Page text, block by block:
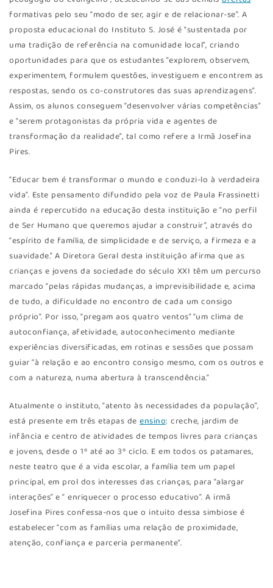
formativas pelo seu “modo de ser, agir e de relacionar-se”. A
proposta educacional do Instituto S. José é “sustentada por
uma tradição de referência na comunidade local”, criando
oportunidades para que os estudantes “explorem, observem,
experimentem, formulem questões, investiguem e encontrem as
respostas, sendo os co-construtores das suas aprendizagens”.
Assim, os alunos conseguem “desenvolver várias competências”
e “serem protagonistas da própria vida e agentes de
transformação da realidade”, tal como refere a Irmã Josefina
Pires.
“Educar bem é transformar o mundo e conduzi-lo à verdadeira
vida”. Este pensamento difundido pela voz de Paula Frassinetti
ainda é repercutido na educação desta instituição e “no perfil
de Ser Humano que queremos ajudar a construir”, através do
“espírito de família, de simplicidade e de serviço, a firmeza e a
suavidade.” A Diretora Geral desta instituição afirma que as
crianças e jovens da sociedade do século XXI têm um percurso
marcado “pelas rápidas mudanças, a imprevisibilidade e, acima
de tudo, a dificuldade no encontro de cada um consigo
próprio”. Por isso, “pregam aos quatro ventos” “um clima de
autoconfiança, afetividade, autoconhecimento mediante
experiências diversificadas, em rotinas e sessões que possam
guiar “à relação e ao encontro consigo mesmo, com os outros e
com a natureza, numa abertura à transcendência.”
Atualmente o instituto, “atento às necessidades da população”,
está presente em três etapas de ensino: creche, jardim de
infância e centro de atividades de tempos livres para crianças
e jovens, desde o 1º até ao 3º ciclo. E em todos os patamares,
neste teatro que é a vida escolar, a família tem um papel
principal, em prol dos interesses das crianças, para “alargar
interações” e “ enriquecer o processo educativo”. A irmã
Josefina Pires confessa-nos que o intuito dessa simbiose é
estabelecer “com as famílias uma relação de proximidade,
atenção, confiança e parceria permanente”.